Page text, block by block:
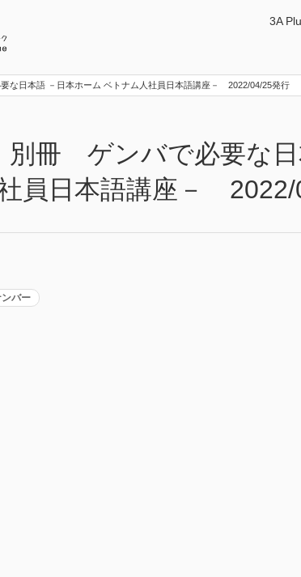
3A
日本語 －日本ホーム ベトナム人社員日本語講座－ 2022/04/25発行
冊 ゲンバで必要な日
員日本語講座－ 2022/
バー